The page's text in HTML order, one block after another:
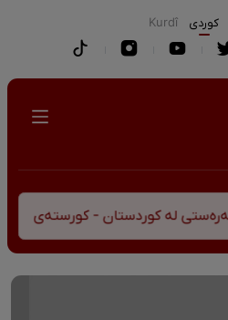
كوردی Kurdî
کوردستان - کورستەی